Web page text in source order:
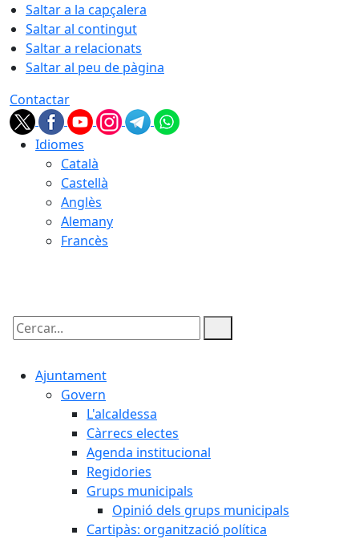
Saltar a la capçalera
Saltar al contingut
Saltar a relacionats
Saltar al peu de pàgina
Contactar
Idiomes
Català
Castellà
Anglès
Alemany
Francès
Cercar:
Ajuntament
Govern
L'alcaldessa
Càrrecs electes
Agenda institucional
Regidories
Grups municipals
Opinió dels grups municipals
Cartipàs: organització política